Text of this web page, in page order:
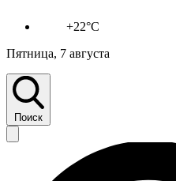
+22°C
Пятница, 7 августа
Поиск